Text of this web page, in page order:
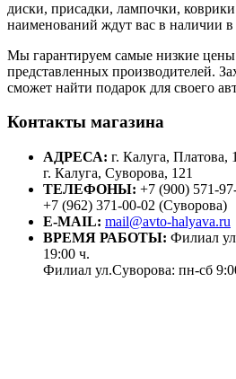
диски, присадки, лампочки,
наименований ждут вас в наличии
Мы гарантируем самые низкие
представленных производителей.
сможет найти подарок для своего
Контакты магазина
АДРЕСА: г. Калуга, Платова,
г. Калуга, Суворова, 121
ТЕЛЕФОНЫ: +7 (900) 571-
+7 (962) 371-00-02 (Суворова)
E-MAIL: mail@avto-halyava.ru
ВРЕМЯ РАБОТЫ: Филиал
19:00 ч.
Филиал ул.Суворова: пн-сб